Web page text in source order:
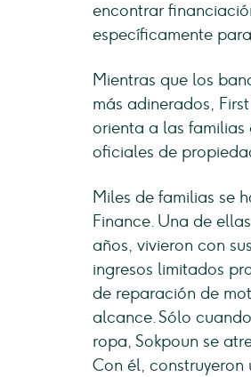
encontrar
específicamente
Mientras que los
más adinerados,
orienta a las
oficiales de
Miles de familias se
Finance. Una de
años, vivieron con
ingresos limitados
de reparación de
alcance. Sólo
ropa, Sokpoun se
Con él, construyeron